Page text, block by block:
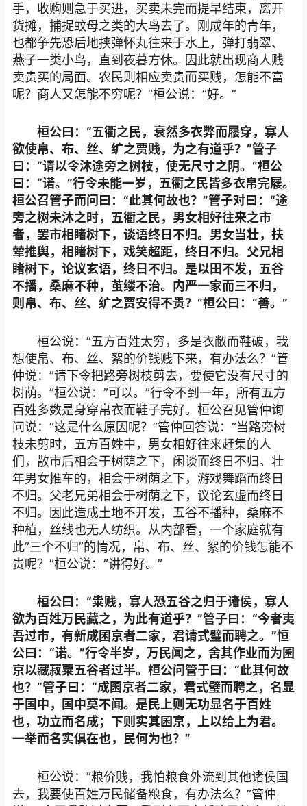
手，收购则急于买进，买卖未完而提早结束，离开
货摊，捕捉蚊母之类的大鸟去了。刚成年的青年，
也都争先恐后地挟弹怀丸往来于水上，弹打翡翠、
燕子一类小鸟，直到夜暮方休。因此就出现商人贱
卖贵买的局面。农民则相应卖贵而买贱，怎能不富
呢？商人又怎能不穷呢？”桓公说：”好。”
桓公曰：“五衢之民，衰然多衣弊而屦穿，寡人
欲使帛、布、丝、纩之贾贱，为之有道乎？”管子
曰：“请以令沐途旁之树枝，使无尺寸之阴。”桓公
曰：“诺。”行令未能一岁，五衢之民皆多衣帛完屦。
桓公召管子而问曰：“此其何故也？”管子对曰：“途
旁之树未沐之时，五衢之民，男女相好往来之市
者，罢市相睹树下，谈语终日不归。男女当壮，扶
辇推舆，相睹树下，戏笑超距，终日不归。父兄相
睹树下，论议玄语，终日不归。是以田不发，五谷
不播，桑麻不种，茧缕不治。内严一家而三不归，
则帛、布、丝、纩之贾安得不贵？”桓公曰：“善。”
桓公说：”五方百姓太穷，多是衣敝而鞋破，我
想使帛、布、丝、絮的价钱贱下来，有办法么？”管
仲说：”请下令把路旁树枝剪去，要使它没有尺寸的
树荫。”桓公说：”可以。”行令不到一年，所有五方
百姓多数是身穿帛衣而鞋子完好。桓公召见管仲询
问说：”这是什么原因呢？”管仲回答说：”当路旁树
枝未剪时，五方百姓中，男女相好往来赶集的人
们，散市后相会于树荫之下，闲谈而终日不归。壮
年男女推车的，相会于树荫之下，游戏舞蹈而终日
不归。父老兄弟相会于树荫之下，议论玄虚而终日
不归。因此造成土地不开发，五谷不播种，桑麻不
种植，丝线也无人纺织。从内部看，一个家庭就有
此”三个不归”的情况，帛、布、丝、絮的价钱怎能不
贵呢？”桓公说：”讲得好。”
桓公曰：“粜贱，寡人恐五谷之归于诸侯，寡人
欲为百姓万民藏之，为此有道乎？”管子曰：“今者夷
吾过市，有新成囷京者二家，君请式璧而聘之。”恒
公曰：“诺。”行令半岁，万民闻之，舍其作业而为囷
京以藏菽粟五谷者过半。桓公问管于曰：“此其何故
也？”管子曰：“成囷京者二家，君式璧而聘之，名显
于国中，国中莫不闻。是民上则无功显名于百姓
也，功立而名成；下则实其囷京，上以给上为君。
一举而名实俱在也，民何为也？”
桓公说：”粮价贱，我怕粮食外流到其他诸侯国
去，我要使百姓万民储备粮食，有办法么？”管仲